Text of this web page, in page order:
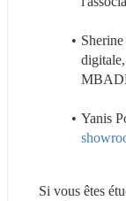
Si vous êtes